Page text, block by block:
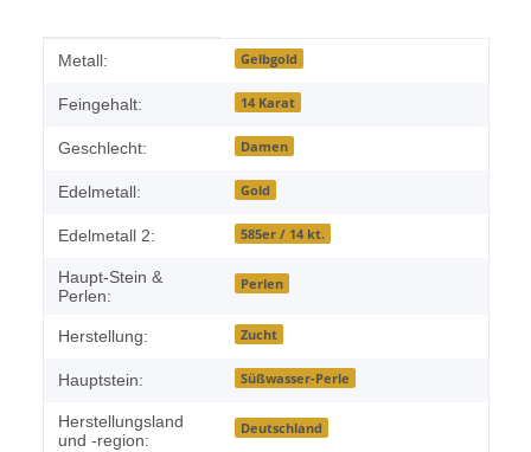
Produkteigenschaft
Wert
Metall: Gelbgold
Feingehalt: 14 Karat
Geschlecht: Damen
Edelmetall: Gold
Edelmetall 2: 585er / 14 kt.
Haupt-Stein &
Perlen:
Perlen
Herstellung: Zucht
Hauptstein: Süßwasser-Perle
Herstellungsland
und -region:
Deutschland